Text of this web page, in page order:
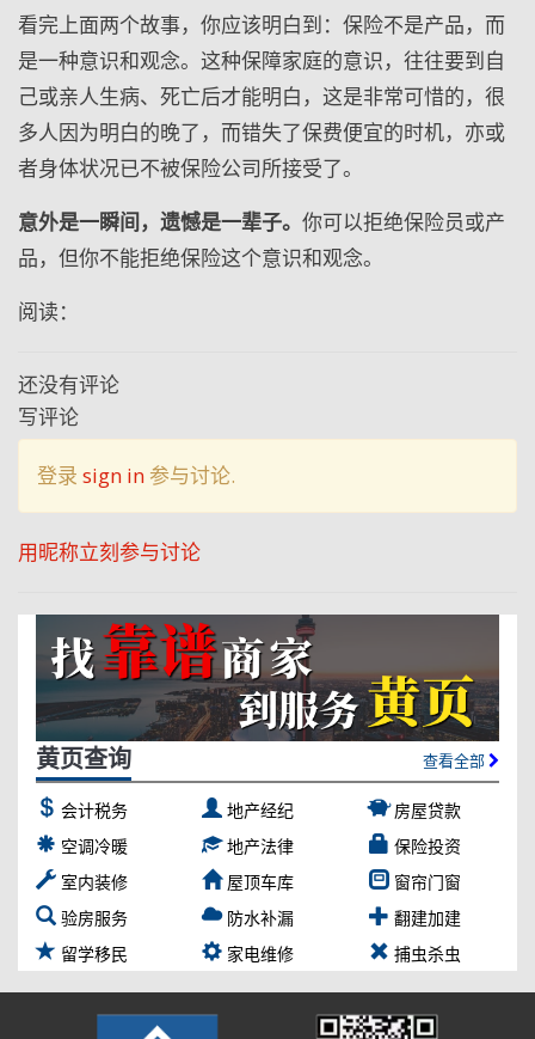
看完上面两个故事，你应该明白到：保险不是产品，而
是一种意识和观念。这种保障家庭的意识，往往要到自
己或亲人生病、死亡后才能明白，这是非常可惜的，很
多人因为明白的晚了，而错失了保费便宜的时机，亦或
者身体状况已不被保险公司所接受了。
意外是一瞬间，遗憾是一辈子。 你可以拒绝保险员或产
品，但你不能拒绝保险这个意识和观念。
阅读：
还没有评论
写评论
登录 sign in 参与讨论.
用昵称立刻参与讨论
黄页查询 查看全部
会计税务 地产经纪
房屋贷款
空调冷暖
地产法律
保险投资
室内装修
屋顶车库
窗帘门窗
验房服务
防水补漏
翻建加建
留学移民
家电维修 捕虫杀虫